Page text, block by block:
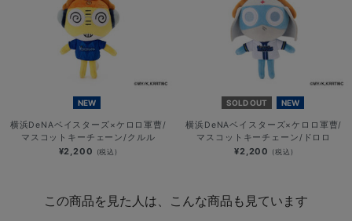
NEW
横浜DeNAベイスターズ×ケロロ軍曹/
マスコットキーチェーン/クルル
¥2,200 (税込)
SOLD OUT NEW
横浜DeNAベイスターズ×ケロロ軍曹/
マスコットキーチェーン/ドロロ
¥2,200 (税込)
この商品を見た人は、こんな商品も見ています